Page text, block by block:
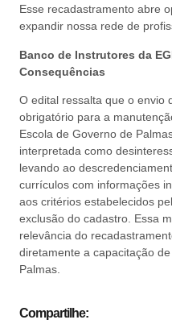
Esse recadastramento abre
expandir nossa rede de
Banco de Instrutores da
Consequências
O edital ressalta que o envio
obrigatório para a
Escola de Governo de
interpretada como
levando ao
currículos com informações
aos critérios estabelecidos
exclusão do cadastro. Essa
relevância do
diretamente a capacitação
Palmas.
Compartilhe: